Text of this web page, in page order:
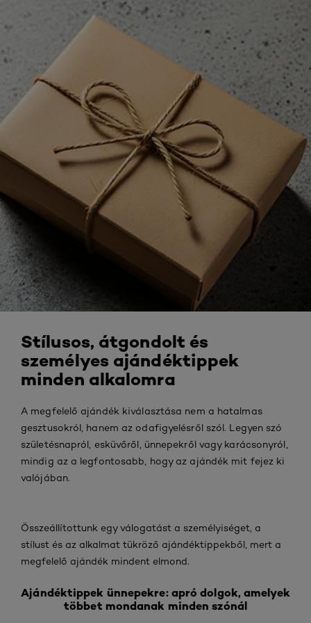
Stílusos, átgondolt és
személyes ajándéktippek
minden alkalomra
A megfelelő ajándék kiválasztása nem a hatalmas
gesztusokról, hanem az odafigyelésről szól. Legyen szó
születésnapról, esküvőről, ünnepekről vagy karácsonyról,
mindig az a legfontosabb, hogy az ajándék mit fejez ki
valójában.
Összeállítottunk egy válogatást a személyiséget, a
stílust és az alkalmat tükröző ajándéktippekből, mert a
megfelelő ajándék mindent elmond.
Ajándéktippek ünnepekre: apró dolgok, amelyek
többet mondanak minden szónál